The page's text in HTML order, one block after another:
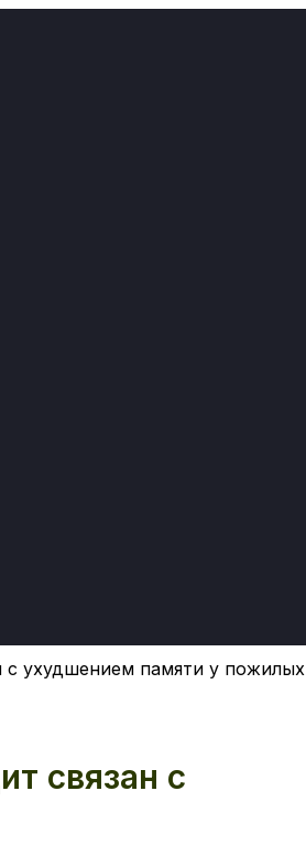
с ухудшением памяти у пожилых
связан с